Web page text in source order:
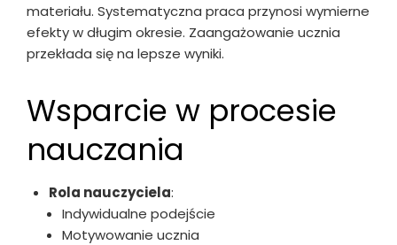
materiału. Systematyczna praca przynosi wymierne
efekty w długim okresie. Zaangażowanie ucznia
przekłada się na lepsze wyniki.
Wsparcie w procesie
nauczania
Rola nauczyciela:
Indywidualne podejście
Motywowanie ucznia